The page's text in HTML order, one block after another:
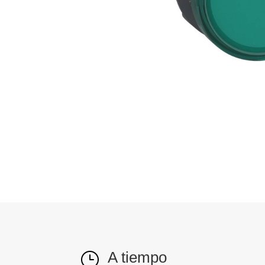
} A tiempo